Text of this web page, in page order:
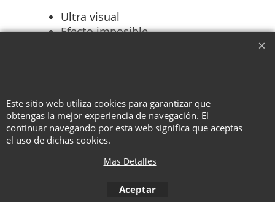
Ultra visual
Efecto imposible
To create online store ShopFactory eCommerce software was used.
Este sitio web utiliza cookies para garantizar que
obtengas la mejor experiencia de navegación. El
continuar navegando por esta web significa que aceptas
el uso de dichas cookies.
Mas Detalles
Aceptar